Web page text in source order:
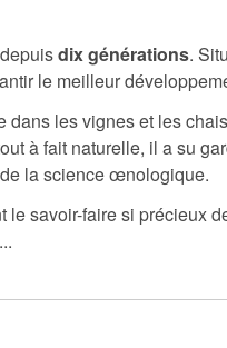
dix générations.
le meilleur
les vignes et les
à fait naturelle, il a su
la science œnologique.
savoir-faire si précieux